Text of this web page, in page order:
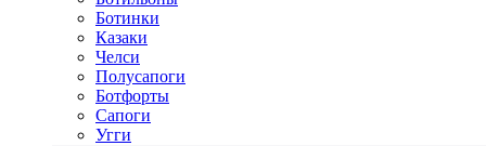
Ботинки
Казаки
Челси
Полусапоги
Ботфорты
Сапоги
Угги